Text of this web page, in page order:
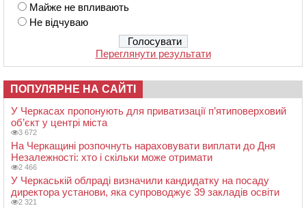
Майже не впливають
Не відчуваю
Переглянути результати
ПОПУЛЯРНЕ НА САЙТІ
У Черкасах пропонують для приватизації п’ятиповерховий
об’єкт у центрі міста
3 672
На Черкащині розпочнуть нараховувати виплати до Дня
Незалежності: хто і скільки може отримати
2 466
У Черкаській облраді визначили кандидатку на посаду
директора установи, яка супроводжує 39 закладів освіти
2 321